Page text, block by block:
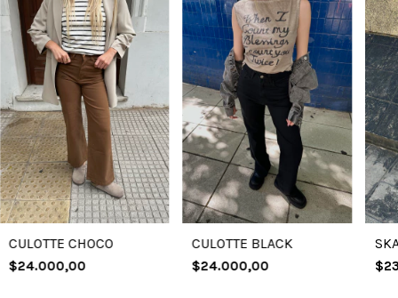
CULOTTE CHOCO
$24.000,00
CULOTTE BLACK
$24.000,00